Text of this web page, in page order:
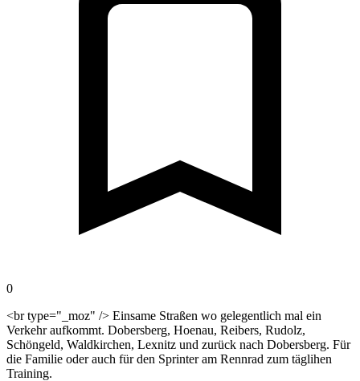
0
<br type="_moz" /> Einsame Straßen wo gelegentlich mal ein
Verkehr aufkommt. Dobersberg, Hoenau, Reibers, Rudolz,
Schöngeld, Waldkirchen, Lexnitz und zurück nach Dobersberg. Für
die Familie oder auch für den Sprinter am Rennrad zum täglihen
Training.